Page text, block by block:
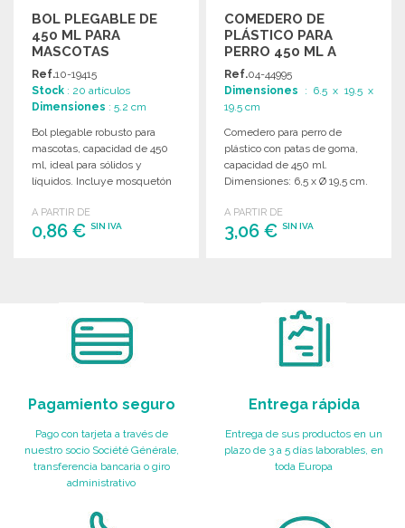
BOL PLEGABLE DE
450 ML PARA
MASCOTAS
Ref.10-19415
Stock : 20 artículos
Dimensiones : 5.2 cm
Bol plegable robusto para
mascotas, capacidad de 450
ml, ideal para sólidos y
líquidos. Incluye mosquetón
varios colores.
A PARTIR DE
0,86 € SIN IVA
COMEDERO DE
PLÁSTICO PARA
PERRO 450 ML A
PRECIOS DE
MAYORISTA
Ref.04-44995
Dimensiones : 6.5 x 19.5 x
19.5 cm
Comedero para perro de
plástico con patas de goma,
capacidad de 450 ml.
Dimensiones: 6,5 x Ø 19,5 cm.
A PARTIR DE
3,06 €SIN IVA
Pagamiento seguro
Pago con tarjeta a través de
nuestro socio Société Générale,
transferencia bancaria o giro
administrativo
Entrega rápida
Entrega de sus productos en un
plazo de 3 a 5 días laborables, en
toda Europa